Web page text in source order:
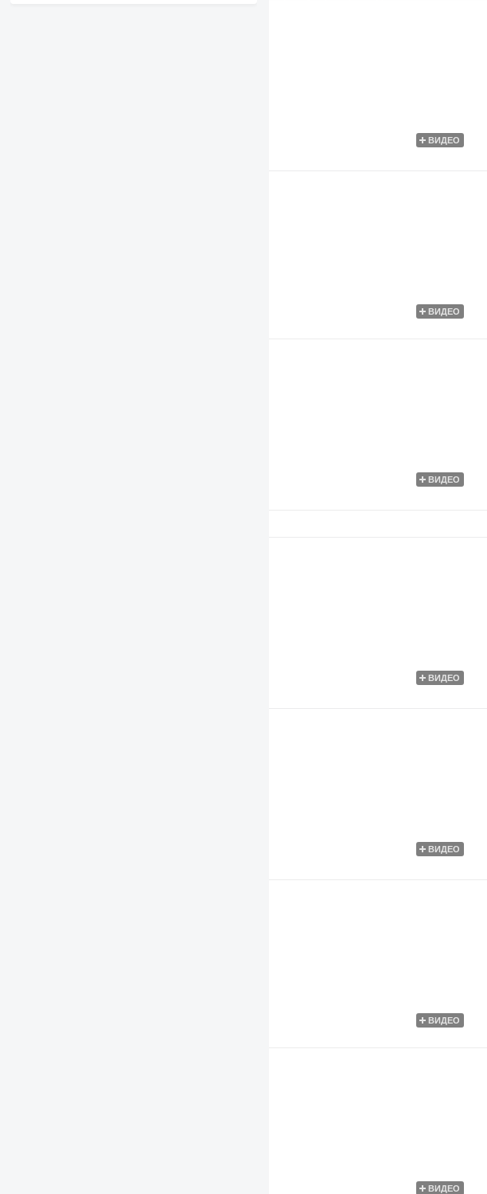
ВИДЕО
ВИДЕО
ВИДЕО
ВИДЕО
ВИДЕО
ВИДЕО
ВИДЕО